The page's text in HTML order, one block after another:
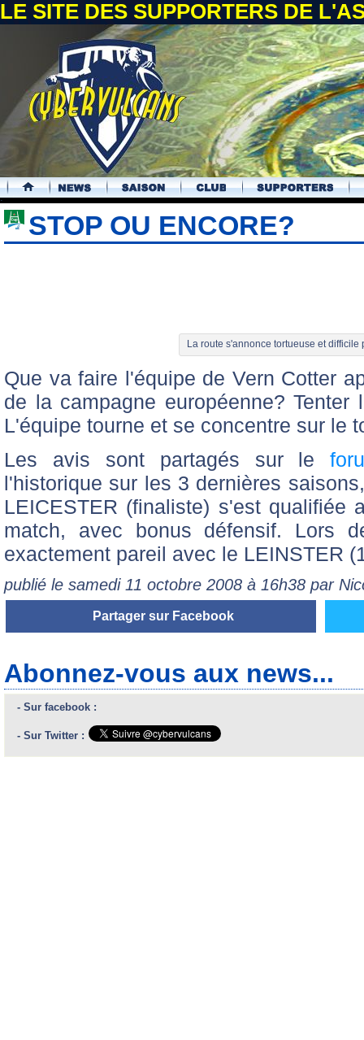
LE SITE DES SUPPORTERS DE
.
STOP OU ENCORE?
La route s'annonce tortueuse et
Que va faire l'équipe de Vern Cotter
de la campagne européenne?
L'équipe tourne et se concentre sur le
Les avis sont partagés sur le
l'historique sur les 3 dernières
LEICESTER (finaliste) s'est qualifiée
match, avec bonus défensif. Lors
exactement pareil avec le LEINSTER
publié le samedi 11 octobre 2008 à 16h38 par
Partager sur Facebook
Abonnez-vous aux news...
- Sur facebook :
- Sur Twitter :